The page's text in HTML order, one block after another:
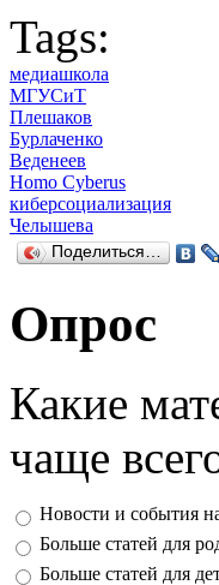
Tags:
медиашкола
МГУСиТ
Плешаков
Бурлаченко
Веденеев
Homo Cyberus
киберсоциализация
Челышева
Поделиться…
Опрос
Какие
чаще
Ответы
Новости и события
Больше статей для
Больше статей для